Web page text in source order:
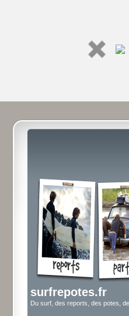
surfrepotes.fr
Du surf, des reports, des potes,